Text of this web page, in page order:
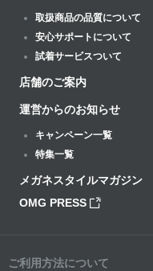
取扱商品の品質について
安心サポートについて
試着サービスついて
店舗のご案内
運営からのお知らせ
キャンペーン一覧
特集一覧
メガネスタイルマガジン
OMG PRESS
ご利用方法について